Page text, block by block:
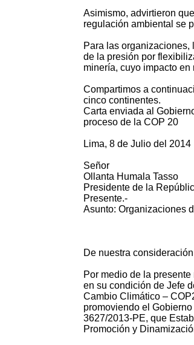
Asimismo, advirtieron
regulación ambiental se
Para las organizaciones,
de la presión por
minería, cuyo impacto
Compartimos a
cinco continentes.
Carta enviada al
proceso de la COP 20
Lima, 8 de Julio del 2014
Señor
Ollanta Humala Tasso
Presidente de la
Presente.-
Asunto: Organizaciones
De nuestra
Por medio de la
en su condición de Jefe
Cambio Climático –
promoviendo el
3627/2013-PE, que
Promoción y